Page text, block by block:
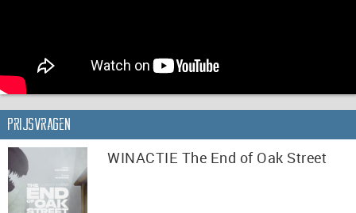
Prijsvragen
WINACTIE The End of Oak Street